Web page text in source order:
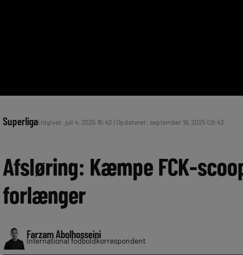
SuperligaUdgivet: juli 4, 2025 16:42 | Opdateret: september 18, 2025 09:43
Afsløring: Kæmpe FCK-
forlænger
Farzam Abolhosseini
International fodboldkorrespondent